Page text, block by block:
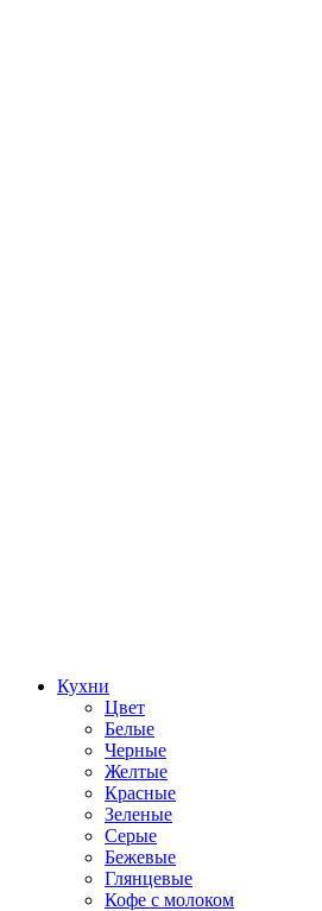
Кухни
Цвет
Белые
Черные
Желтые
Красные
Зеленые
Серые
Бежевые
Глянцевые
Кофе с молоком